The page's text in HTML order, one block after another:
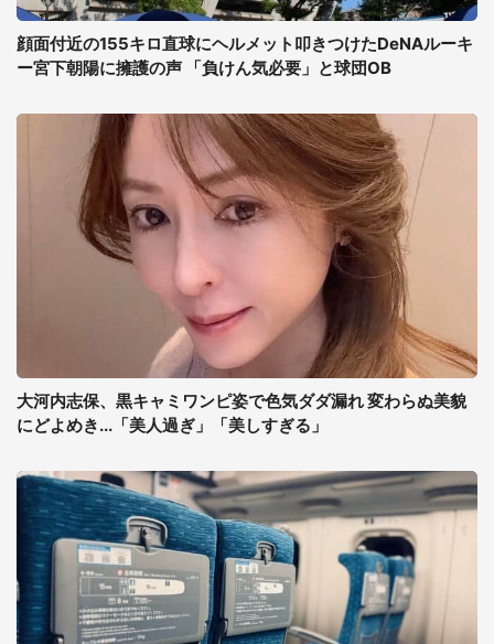
顔面付近の155キロ直球にヘルメット叩きつけたDeNAルーキ
ー宮下朝陽に擁護の声 「負けん気必要」と球団OB
大河内志保、黒キャミワンピ姿で色気ダダ漏れ 変わらぬ美貌
にどよめき...「美人過ぎ」「美しすぎる」